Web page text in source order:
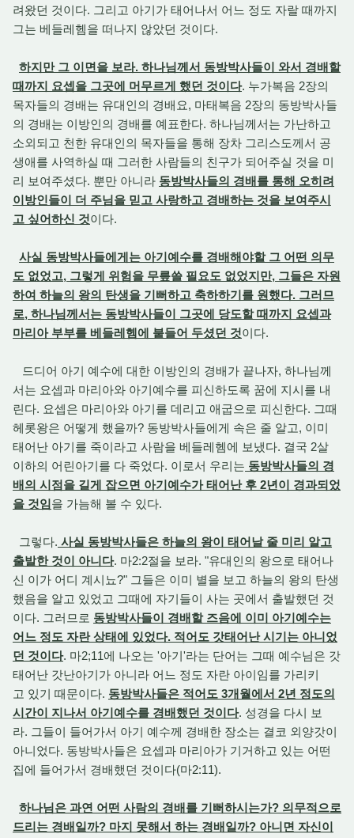
려왔던 것이다. 그리고 아기가 태어나서 어느 정도 자랄 때까지
그는 베들레헴을 떠나지 않았던 것이다.
하지만 그 이면을 보라. 하나님께서 동방박사들이 와서 경배할
때까지 요셉을 그곳에 머무르게 했던 것이다. 누가복음 2장의
목자들의 경배는 유대인의 경배요, 마태복음 2장의 동방박사들
의 경배는 이방인의 경배를 예표한다. 하나님께서는 가난하고
소외되고 천한 유대인의 목자들을 통해 장차 그리스도께서 공
생애를 사역하실 때 그러한 사람들의 친구가 되어주실 것을 미
리 보여주셨다. 뿐만 아니라 동방박사들의 경배를 통해 오히려
이방인들이 더 주님을 믿고 사랑하고 경배하는 것을 보여주시
고 싶어하신 것이다.
사실 동방박사들에게는 아기예수를 경배해야할 그 어떤 의무
도 없었고, 그렇게 위험을 무릎쓸 필요도 없었지만, 그들은 자원
하여 하늘의 왕의 탄생을 기뻐하고 축하하기를 원했다. 그러므
로, 하나님께서는 동방박사들이 그곳에 당도할 때까지 요셉과
마리아 부부를 베들레헴에 붙들어 두셨던 것이다.
드디어 아기 예수에 대한 이방인의 경배가 끝나자, 하나님께
서는 요셉과 마리아와 아기예수를 피신하도록 꿈에 지시를 내
린다. 요셉은 마리아와 아기를 데리고 애굽으로 피신한다. 그때
헤롯왕은 어떻게 했을까? 동방박사들에게 속은 줄 알고, 이미
태어난 아기를 죽이라고 사람을 베들레헴에 보냈다. 결국 2살
이하의 어린아기를 다 죽었다. 이로서 우리는 동방박사들의 경
배의 시점을 길게 잡으면 아기예수가 태어난 후 2년이 경과되었
을 것임을 가늠해 볼 수 있다.
그렇다. 사실 동방박사들은 하늘의 왕이 태어날 줄 미리 알고
출발한 것이 아니다. 마2:2절을 보라. "유대인의 왕으로 태어나
신 이가 어디 계시뇨?" 그들은 이미 별을 보고 하늘의 왕의 탄생
했음을 알고 있었고 그때에 자기들이 사는 곳에서 출발했던 것
이다. 그러므로 동방박사들이 경배할 즈음에 이미 아기예수는
어느 정도 자란 상태에 있었다. 적어도 갓태어난 시기는 아니었
던 것이다. 마2;11에 나오는 '아기'라는 단어는 그때 예수님은 갓
태어난 갓난아기가 아니라 어느 정도 자란 아이임를 가리키
고 있기 때문이다. 동방박사들은 적어도 3개월에서 2년 정도의
시간이 지나서 아기예수를 경배했던 것이다. 성경을 다시 보
라. 그들이 들어가서 아기 예수께 경배한 장소는 결코 외양갓이
아니었다. 동방박사들은 요셉과 마리아가 기거하고 있는 어떤
집에 들어가서 경배했던 것이다(마2:11).
하나님은 과연 어떤 사람의 경배를 기뻐하시는가? 의무적으로
드리는 경배일까? 마지 못해서 하는 경배일까? 아니면 자신이